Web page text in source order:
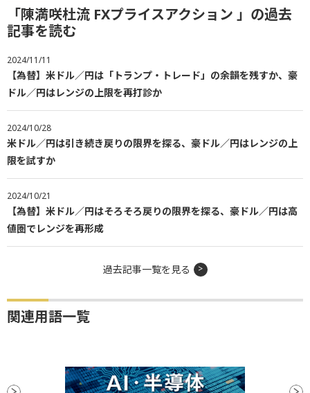
「陳満咲杜流 FXプライスアクション 」の過去
記事を読む
2024/11/11
【為替】米ドル／円は「トランプ・トレード」の余韻を残すか、豪
ドル／円はレンジの上限を再打診か
2024/10/28
米ドル／円は引き続き戻りの限界を探る、豪ドル／円はレンジの上
限を試すか
2024/10/21
【為替】米ドル／円はそろそろ戻りの限界を探る、豪ドル／円は高
値圏でレンジを再形成
過去記事一覧を見る
関連用語一覧